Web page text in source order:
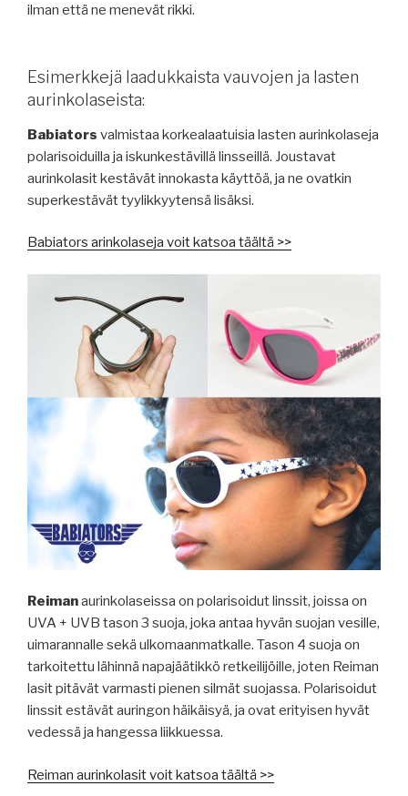
ilman että ne menevät rikki.
Esimerkkejä laadukkaista vauvojen ja lasten
aurinkolaseista:
Babiators valmistaa korkealaatuisia lasten aurinkolaseja
polarisoiduilla ja iskunkestävillä linsseillä. Joustavat
aurinkolasit kestävät innokasta käyttöä, ja ne ovatkin
superkestävät tyylikkyytensä lisäksi.
Babiators arinkolaseja voit katsoa täältä >>
Reimanaurinkolaseissa on polarisoidut linssit, joissa on
UVA + UVB tason 3 suoja, joka antaa hyvän suojan vesille,
uimarannalle sekä ulkomaanmatkalle. Tason 4 suoja on
tarkoitettu lähinnä napajäätikkö retkeilijöille, joten Reiman
lasit pitävät varmasti pienen silmät suojassa. Polarisoidut
linssit estävät auringon häikäisyä, ja ovat erityisen hyvät
vedessä ja hangessa liikkuessa.
Reiman aurinkolasit voit katsoa täältä >>